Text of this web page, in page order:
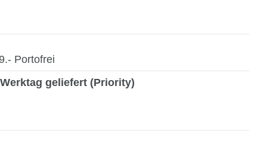
Portofrei
geliefert (Priority)